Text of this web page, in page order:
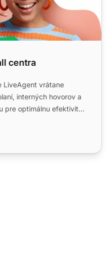
centra
LiveAgent vrátane
interných hovorov a
pre optimálnu efektivitu